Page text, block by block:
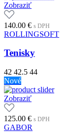
Zobraziť
140.00 € s DPH
ROLLINGSOFT
Tenisky
42 42.5 44
Nové
Zobraziť
125.00 € s DPH
GABOR